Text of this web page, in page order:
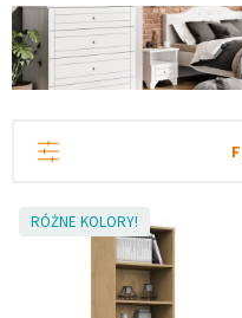
Meble
do
sypialni
RÓŻNE KOLORY!
Wszystkie Kolekcje
Szafa
Materace